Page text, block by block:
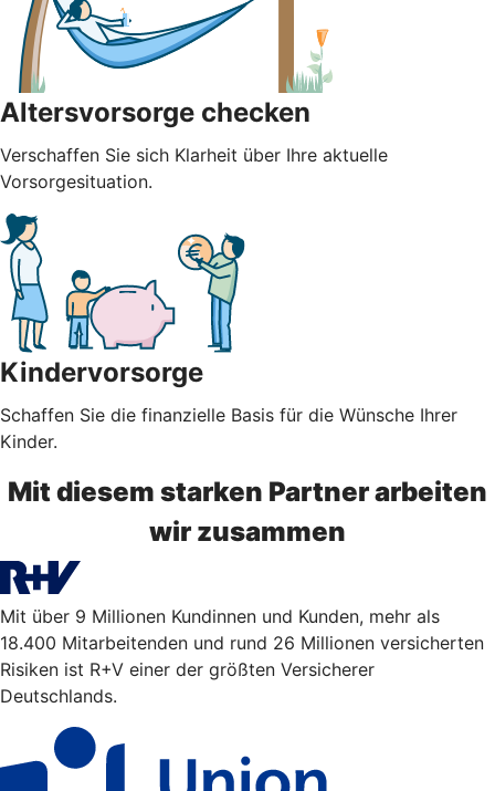
Altersvorsorge checken
Verschaffen Sie sich Klarheit über Ihre aktuelle
Vorsorgesituation.
Kindervorsorge
Schaffen Sie die finanzielle Basis für die Wünsche Ihrer
Kinder.
Mit diesem starken Partner arbeiten
wir zusammen
Mit über 9 Millionen Kundinnen und Kunden, mehr als
18.400 Mitarbeitenden und rund 26 Millionen versicherten
Risiken ist R+V einer der größten Versicherer
Deutschlands.